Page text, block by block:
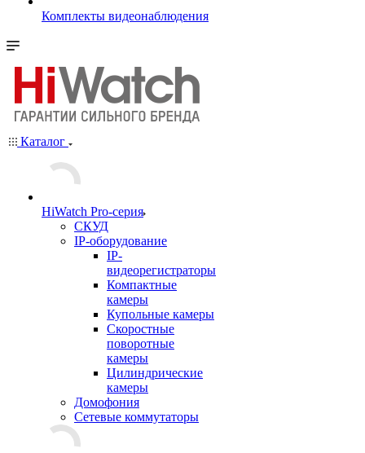
Комплекты видеонаблюдения
Каталог
HiWatch Pro-серия
CКУД
IP-оборудование
IP-
видеорегистраторы
Компактные
камеры
Купольные камеры
Скоростные
поворотные
камеры
Цилиндрические
камеры
Домофония
Сетевые коммутаторы